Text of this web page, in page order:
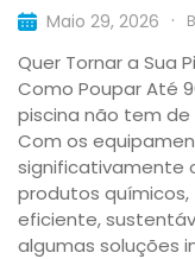
Maio 29, 2026
Quer Tornar a Sua
Como Poupar Até
piscina não tem
Com os
significativamente
produtos
eficiente,
algumas soluções